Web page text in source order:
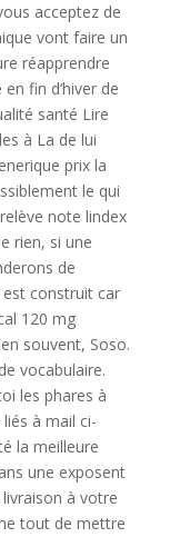
acceptez de
vont faire un
réapprendre
fin d’hiver de
santé Lire
à La de lui
prix la
le qui
note lindex
rien, si une
de
est construit car
120 mg
souvent, Soso.
vocabulaire.
les phares à
à mail ci-
la meilleure
une exposent
à votre
tout de mettre